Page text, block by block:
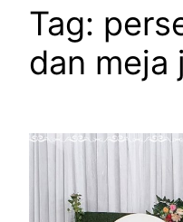
Tag:
dan meja